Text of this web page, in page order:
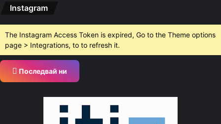
Instagram
The Instagram Access Token is expired, Go to the Theme options
page > Integrations, to to refresh it.
Последвай ни